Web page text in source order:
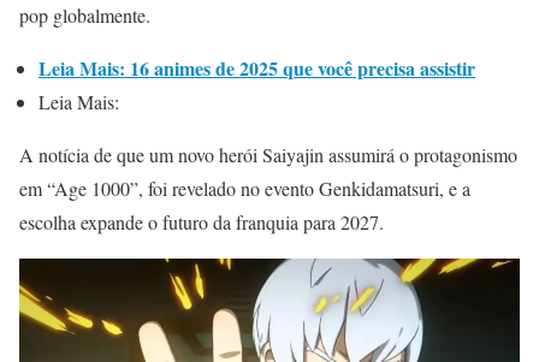
pop globalmente.
Leia Mais: 16 animes de 2025 que você precisa assistir
Leia Mais:
A notícia de que um novo herói Saiyajin assumirá o protagonismo
em “Age 1000”, foi revelado no evento Genkidamatsuri, e a
escolha expande o futuro da franquia para 2027.